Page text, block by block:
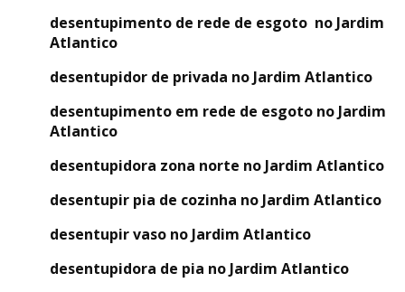
desentupimento de rede de esgoto no Jardim
Atlantico
desentupidor de privada no Jardim Atlantico
desentupimento em rede de esgoto no Jardim
Atlantico
desentupidora zona norte no Jardim Atlantico
desentupir pia de cozinha no Jardim Atlantico
desentupir vaso no Jardim Atlantico
desentupidora de pia no Jardim Atlantico